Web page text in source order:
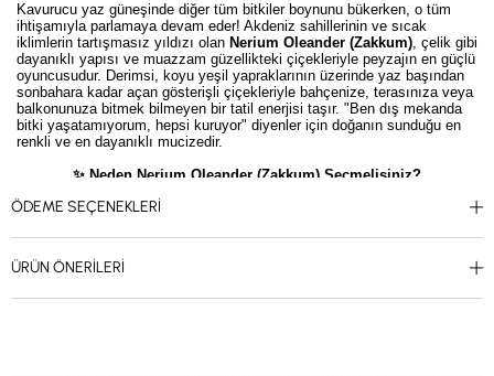
Kavurucu yaz güneşinde diğer tüm bitkiler boynunu bükerken, o tüm
ihtişamıyla parlamaya devam eder! Akdeniz sahillerinin ve sıcak
iklimlerin tartışmasız yıldızı olan Nerium Oleander (Zakkum), çelik gibi
dayanıklı yapısı ve muazzam güzellikteki çiçekleriyle peyzajın en güçlü
oyuncusudur. Derimsi, koyu yeşil yapraklarının üzerinde yaz başından
sonbahara kadar açan gösterişli çiçekleriyle bahçenize, terasınıza veya
balkonunuza bitmek bilmeyen bir tatil enerjisi taşır. "Ben dış mekanda
bitki yaşatamıyorum, hepsi kuruyor" diyenler için doğanın sunduğu en
renkli ve en dayanıklı mucizedir.
✨ Neden Nerium Oleander (Zakkum) Seçmelisiniz?
Kavurucu Güneşe Aşındır:
Yazın en sıcak ve direkt güneşli günlerinde
açar.
Kuraklık Şampiyonu:
susuzluğa karşı inanılmaz bir direnç gösterir. Sık seyahat edenler veya
ÖDEME SEÇENEKLERI
ÜRÜN ÖNERILERI